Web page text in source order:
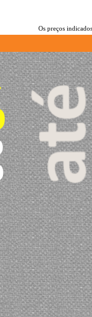
Os preços